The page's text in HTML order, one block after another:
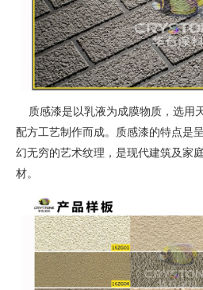
质感漆是以乳液为成膜物质，选用
配方工艺制作而成。质感漆的特点是
幻无穷的艺术纹理，是现代建筑及家
材。